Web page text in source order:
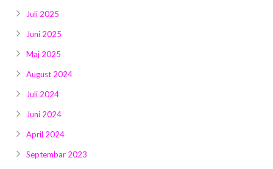
Juli 2025
Juni 2025
Maj 2025
August 2024
Juli 2024
Juni 2024
April 2024
Septembar 2023